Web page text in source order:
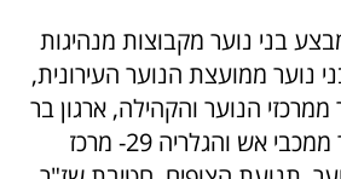
בני נוער מקבוצות מנהיגות
נוער ממועצת הנוער העירונית,
הנוער והקהילה, ארגון בר
דרור, מתנדבים נוער ממכבי אש והגלריה 29- מרכז